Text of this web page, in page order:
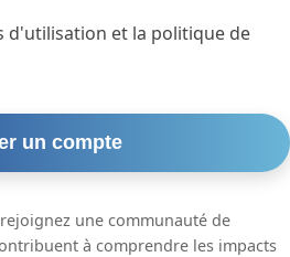
d'utilisation et la politique de
un compte
une communauté de
à comprendre les impacts